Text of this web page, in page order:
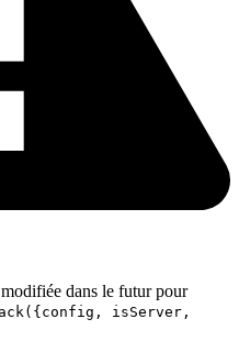
modifiée dans le futur pour
isServer,